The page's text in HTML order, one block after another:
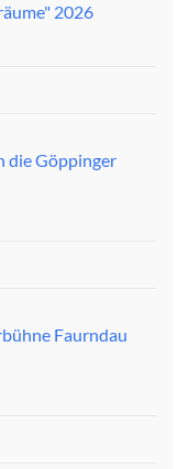
2026
die Göppinger
Faurndau